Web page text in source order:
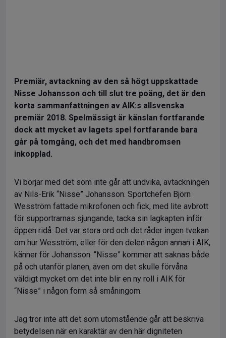
Premiär, avtackning av den så högt uppskattade
Nisse Johansson och till slut tre poäng, det är den
korta sammanfattningen av AIK:s allsvenska
premiär 2018. Spelmässigt är känslan fortfarande
dock att mycket av lagets spel fortfarande bara
går på tomgång, och det med handbromsen
inkopplad.
Vi börjar med det som inte går att undvika, avtackningen
av Nils-Erik “Nisse” Johansson. Sportchefen Björn
Wesström fattade mikrofonen och fick, med lite avbrott
för supportrarnas sjungande, tacka sin lagkapten inför
öppen ridå. Det var stora ord och det råder ingen tvekan
om hur Wesström, eller för den delen någon annan i AIK,
känner för Johansson. “Nisse” kommer att saknas både
på och utanför planen, även om det skulle förvåna
väldigt mycket om det inte blir en ny roll i AIK för
“Nisse” i någon form så småningom.
Jag tror inte att det som utomstående går att beskriva
betydelsen när en karaktär av den här digniteten